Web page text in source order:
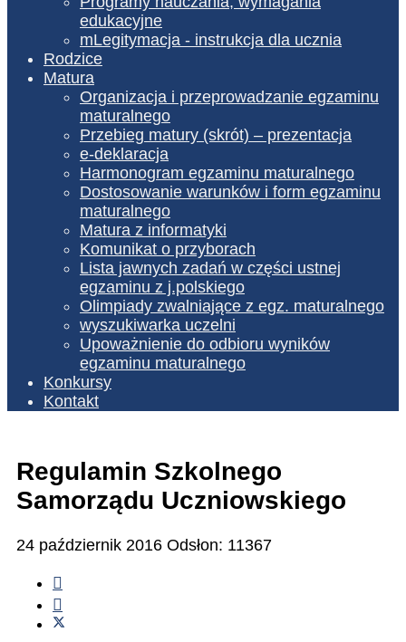
edukacyjne
mLegitymacja - instrukcja dla ucznia
Rodzice
Matura
Organizacja i przeprowadzanie egzaminu
maturalnego
Przebieg matury (skrót) – prezentacja
e-deklaracja
Harmonogram egzaminu maturalnego
Dostosowanie warunków i form egzaminu
maturalnego
Matura z informatyki
Komunikat o przyborach
Lista jawnych zadań w części ustnej
egzaminu z j.polskiego
Olimpiady zwalniające z egz. maturalnego
wyszukiwarka uczelni
Upoważnienie do odbioru wyników
egzaminu maturalnego
Konkursy
Kontakt
Regulamin Szkolnego
Samorządu Uczniowskiego
24 październik 2016 Odsłon: 11367